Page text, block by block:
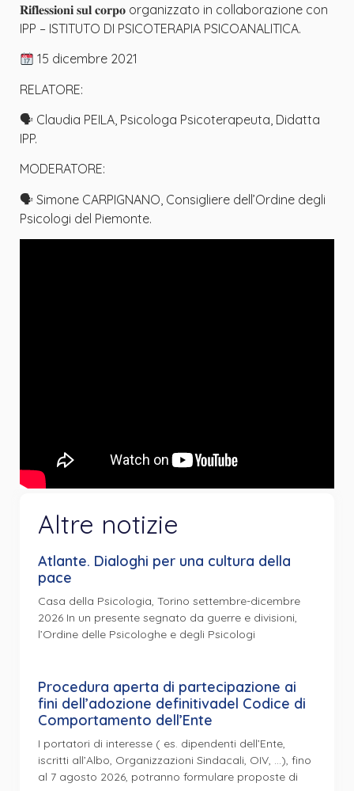
𝐑𝐢𝐟𝐥𝐞𝐬𝐬𝐢𝐨𝐧𝐢 𝐬𝐮𝐥 𝐜𝐨𝐫𝐩𝐨 organizzato in collaborazione con
IPP – ISTITUTO DI PSICOTERAPIA PSICOANALITICA.
15 dicembre 2021
RELATORE:
🗣 Claudia PEILA, Psicologa Psicoterapeuta, Didatta
IPP.
MODERATORE:
🗣 Simone CARPIGNANO, Consigliere dell’Ordine degli
Psicologi del Piemonte.
Altre notizie
Atlante. Dialoghi per una cultura della
pace
Casa della Psicologia, Torino settembre-dicembre
2026 In un presente segnato da guerre e divisioni,
l’Ordine delle Psicologhe e degli Psicologi
Procedura aperta di partecipazione ai
fini dell’adozione definitivadel Codice di
Comportamento dell’Ente
I portatori di interesse ( es. dipendenti dell’Ente,
iscritti all’Albo, Organizzazioni Sindacali, OIV, …), fino
al 7 agosto 2026, potranno formulare proposte di